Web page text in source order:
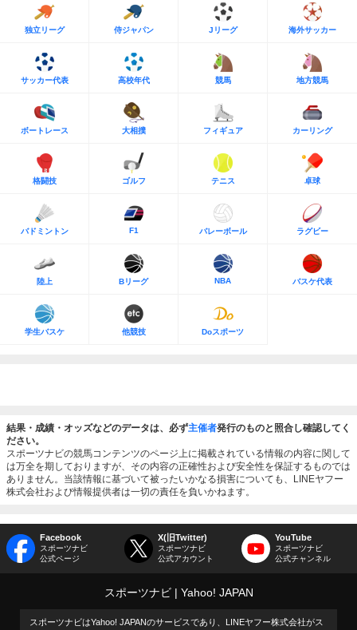
独立リーグ 侍ジャパン Jリーグ 海外サッカー
サッカー代表 高校年代 競馬 地方競馬
ボートレース 大相撲 フィギュア カーリング
格闘技 ゴルフ テニス 卓球
バドミントン F1 バレーボール ラグビー
陸上 Bリーグ NBA バスケ代表
学生バスケ 他競技 Doスポーツ
結果・成績・オッズなどのデータは、必ず主催者発行のものと照合し確認してく
ださい。
スポーツナビの競馬コンテンツのページ上に掲載されている情報の内容に関して
は万全を期しておりますが、その内容の正確性および安全性を保証するものでは
ありません。当該情報に基づいて被ったいかなる損害についても、LINEヤフー
株式会社および情報提供者は一切の責任を負いかねます。
Facebook
スポーツナビ
公式ページ
X(旧Twitter)
スポーツナビ
公式アカウント
YouTube
スポーツナビ
公式チャンネル
スポーツナビ Yahoo! JAPAN
スポーツナビはYahoo! JAPANのサービスであり、LINEヤフー株式会社がス